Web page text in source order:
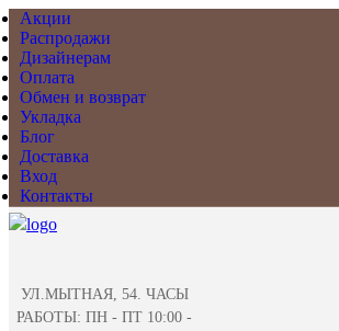
Акции
Распродажи
Дизайнерам
Оплата
Обмен и возврат
Укладка
Блог
Доставка
Вход
Контакты
УЛ.МЫТНАЯ, 54. ЧАСЫ
РАБОТЫ: ПН - ПТ 10:00 -